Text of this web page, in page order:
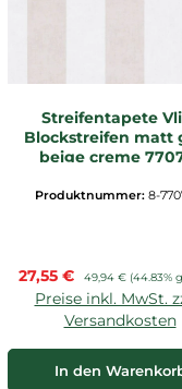
Streifentapete
Blockstreifen matt
beige creme
Produktnummer: 8-
Verkaufspreis:
27,55 € Regulärer Preis:
49,94 € (44.83%
Preise inkl. MwSt.
Versandkosten
In den